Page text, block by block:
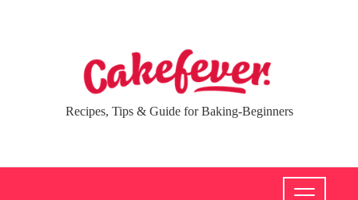
Recipes, Tips & Guide for Baking-Beginners